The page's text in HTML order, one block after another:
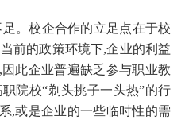
。校企合作的立足点在于校
前的政策环境下,企业的利益
此企业普遍缺乏参与职业教
院校“剃头挑子一头热”的行
,或是企业的一些临时性的需